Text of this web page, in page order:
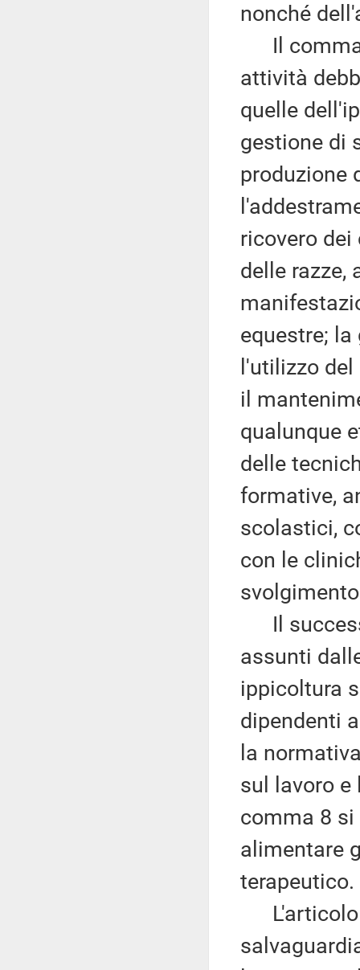
nonché
Il comma
attività
quelle
gestione di
produzione
ricovero
delle razze,
equestre;
l'utilizzo
il
qualunque
delle
formative,
scolastici,
con le
Il
assunti
ippicoltura
dipendenti
la
sul lavoro
comma 8
alimentare
terapeutico.
L'articolo